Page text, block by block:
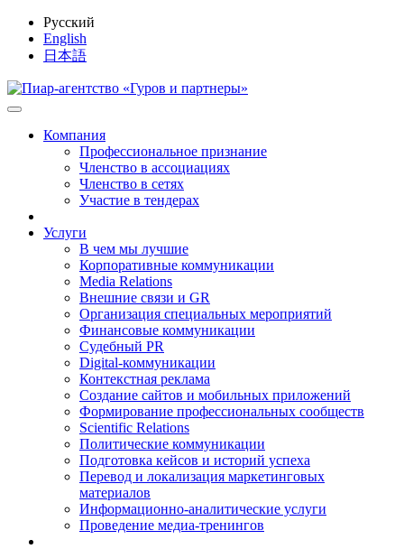
Русский
English
日本語
Компания
Профессиональное признание
Членство в ассоциациях
Членство в сетях
Участие в тендерах
Услуги
В чем мы лучшие
Корпоративные коммуникации
Media Relations
Внешние связи и GR
Организация специальных мероприятий
Финансовые коммуникации
Судебный PR
Digital-коммуникации
Контекстная реклама
Создание сайтов и мобильных приложений
Формирование профессиональных сообществ
Scientific Relations
Политические коммуникации
Подготовка кейсов и историй успеха
Перевод и локализация маркетинговых
материалов
Информационно-аналитические услуги
Проведение медиа-тренингов